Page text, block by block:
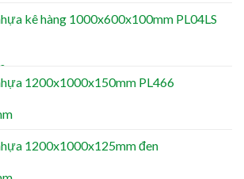
kê hàng 1000x600x100mm PL04LS
1200x1000x150mm PL466
1200x1000x125mm đen